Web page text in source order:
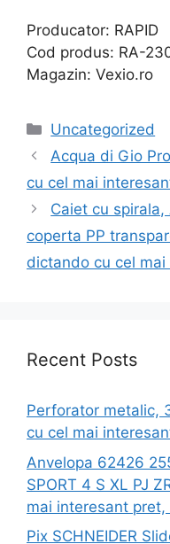
Producator: RAPID
Cod produs: RA-
Magazin: Vexio.ro
Categories
Uncategorized
Acqua di Gio
cu cel mai
Caiet cu
coperta PP
dictando cu cel
Recent Posts
Perforator metalic,
cu cel mai
Anvelopa 62426
SPORT 4 S XL PJ
mai interesant
Pix SCHNEIDER